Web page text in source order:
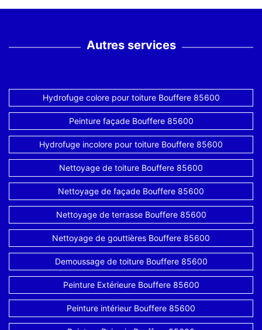
Autres services
Hydrofuge colore pour toiture Bouffere 85600
Peinture façade Bouffere 85600
Hydrofuge incolore pour toiture Bouffere 85600
Nettoyage de toiture Bouffere 85600
Nettoyage de façade Bouffere 85600
Nettoyage de terrasse Bouffere 85600
Nettoyage de gouttières Bouffere 85600
Demoussage de toiture Bouffere 85600
Peinture Extérieure Bouffere 85600
Peinture intérieur Bouffere 85600